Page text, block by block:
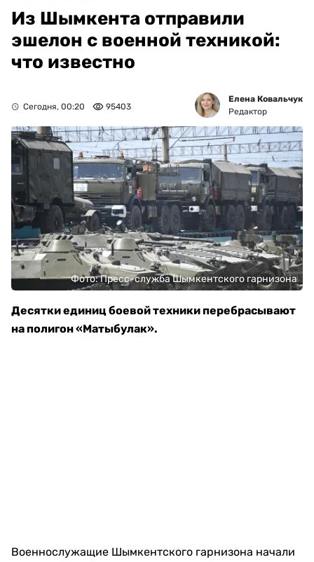
Из Шымкента отправили
эшелон с военной техникой:
что известно
Сегодня, 00:20 95403
Елена Ковальчук
Редактор
Фото: Пресс-служба Шымкентского гарнизона
Десятки единиц боевой техники перебрасывают
на полигон «Матыбулак».
Военнослужащие Шымкентского гарнизона начали